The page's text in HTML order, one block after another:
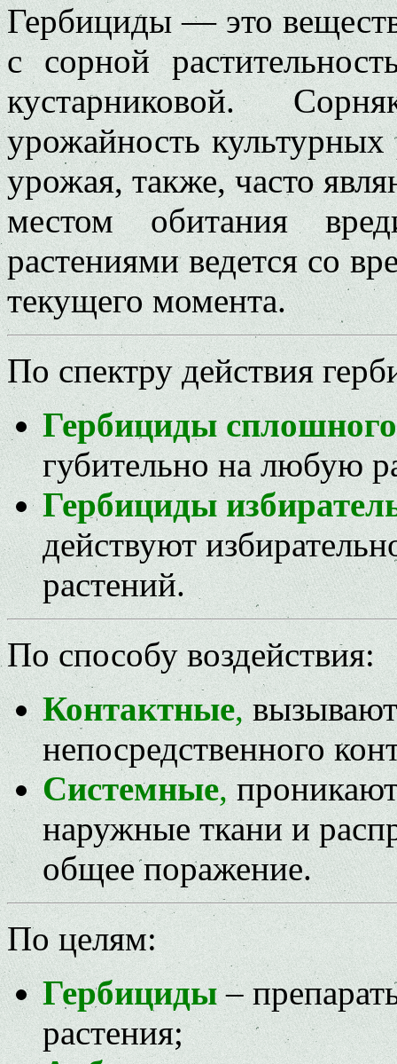
Гербициды — это
с сорной
кустарниковой.
урожайность
урожая, также, часто
местом обитания
растениями ведется со
текущего момента.
По спектру действия
Гербициды
губительно на любую
Гербициды
действуют
растений.
По способу воздействия:
Контактные,вызывают
непосредственного
Системные,проникают
наружные ткани и
общее поражение.
По целям:
Гербициды–
растения;